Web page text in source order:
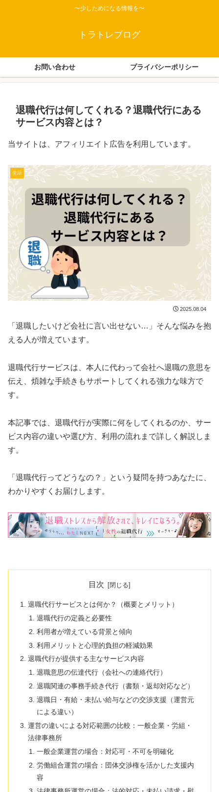
〜少しためになる情報を〜
トラトレブログ
お問い合わせ プライバシーポリシー
退職代行は何してくれる？退職代行にある
サービス内容とは？
当サイトは、アフィリエイト広告を利用しています。
生活
2025.08.04
「退職したいけど会社に言い出せない…」そんな悩みを抱
える人が増えています。
退職代行サービスは、本人に代わって会社へ退職の意思を
伝え、煩雑な手続きもサポートしてくれる強力な味方で
す。
本記事では、退職代行が実際に何をしてくれるのか、サー
ビス内容の違いや選び方、利用の流れまで詳しく解説しま
す。
「退職代行ってどうなの？」という疑問を持つあなたに、
わかりやすくお届けします。
目次
退職代行サービスとは何か？（概要とメリット）
退職代行の定義と必要性
利用者が増えている背景と傾向
利用メリットと心理的負担の軽減効果
退職代行が提供する主なサービス内容
退職意思の伝達代行（会社への連絡代行）
退職関連の事務手続き代行（書類・返却対応など）
退職日・有給・未払い給与などの交渉支援（運営元
による違い）
運営の違いによる対応範囲の比較：一般企業・労組・
法律事務所
一般企業運営の場合：対応可・不可を明確化
労働組合運営の場合：団体交渉権を活かした支援内
容